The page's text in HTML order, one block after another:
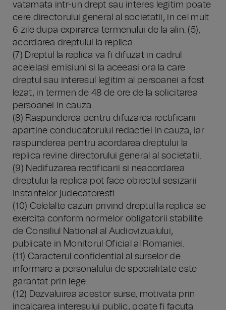
vatamata intr-un drept sau interes legitim poate
cere directorului general al societatii, in cel mult
6 zile dupa expirarea termenului de la alin. (5),
acordarea dreptului la replica.
(7) Dreptul la replica va fi difuzat in cadrul
aceleiasi emisiuni si la aceeasi ora la care
dreptul sau interesul legitim al persoanei a fost
lezat, in termen de 48 de ore de la solicitarea
persoanei in cauza.
(8) Raspunderea pentru difuzarea rectificarii
apartine conducatorului redactiei in cauza, iar
raspunderea pentru acordarea dreptului la
replica revine directorului general al societatii.
(9) Nedifuzarea rectificarii si neacordarea
dreptului la replica pot face obiectul sesizarii
instantelor judecatoresti.
(10) Celelalte cazuri privind dreptul la replica se
exercita conform normelor obligatorii stabilite
de Consiliul National al Audiovizualului,
publicate in Monitorul Oficial al Romaniei.
(11) Caracterul confidential al surselor de
informare a personalului de specialitate este
garantat prin lege.
(12) Dezvaluirea acestor surse, motivata prin
incalcarea interesului public, poate fi facuta